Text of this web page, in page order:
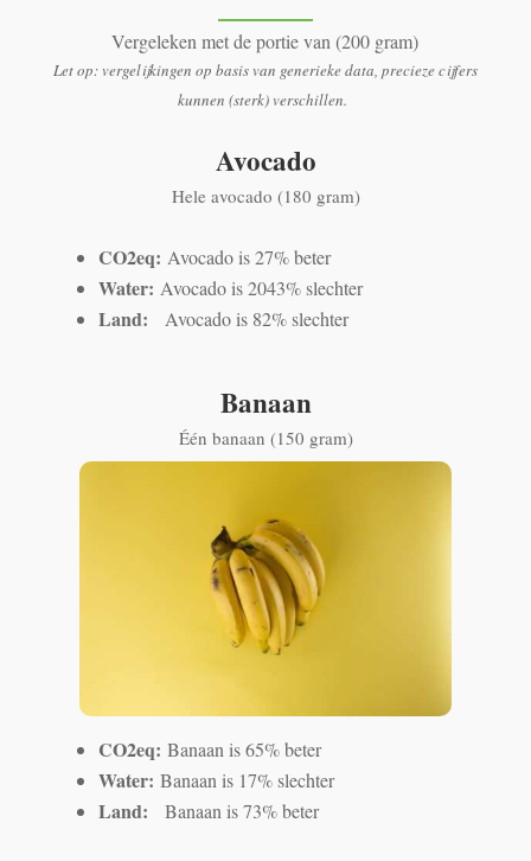
Vergeleken met de portie van (200 gram)
Let op: vergelijkingen op basis van generieke data, precieze cijfers
kunnen (sterk) verschillen.
Avocado
Hele avocado (180 gram)
CO2eq:Avocado is 27% beter
Water:Avocado is 2043% slechter
Land:Avocado is 82% slechter
Banaan
Één banaan (150 gram)
CO2eq:Banaan is 65% beter
Water:Banaan is 17% slechter
Land:Banaan is 73% beter